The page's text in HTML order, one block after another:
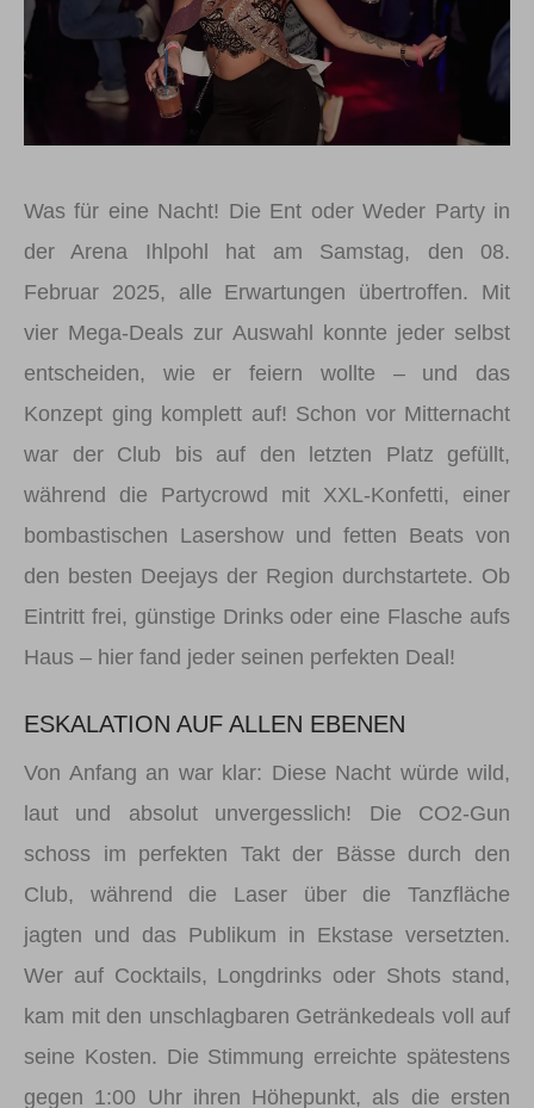
Was für eine Nacht! Die Ent oder Weder Party in
der Arena Ihlpohl hat am Samstag, den 08.
Februar 2025, alle Erwartungen übertroffen. Mit
vier Mega-Deals zur Auswahl konnte jeder selbst
entscheiden, wie er feiern wollte – und das
Konzept ging komplett auf! Schon vor Mitternacht
war der Club bis auf den letzten Platz gefüllt,
während die Partycrowd mit XXL-Konfetti, einer
bombastischen Lasershow und fetten Beats von
den besten Deejays der Region durchstartete. Ob
Eintritt frei, günstige Drinks oder eine Flasche aufs
Haus – hier fand jeder seinen perfekten Deal!
ESKALATION AUF ALLEN EBENEN
Von Anfang an war klar: Diese Nacht würde wild,
laut und absolut unvergesslich! Die CO2-Gun
schoss im perfekten Takt der Bässe durch den
Club, während die Laser über die Tanzfläche
jagten und das Publikum in Ekstase versetzten.
Wer auf Cocktails, Longdrinks oder Shots stand,
kam mit den unschlagbaren Getränkedeals voll auf
seine Kosten. Die Stimmung erreichte spätestens
gegen 1:00 Uhr ihren Höhepunkt, als die ersten